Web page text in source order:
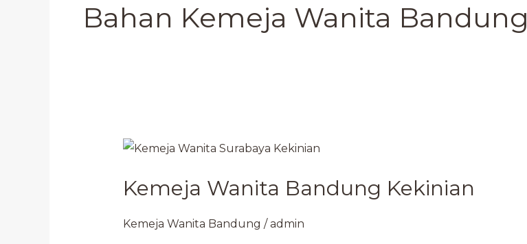
Bahan Kemeja Wanita Bandung
Kemeja Wanita Bandung Kekinian
Kemeja Wanita Bandung /admin
Kemeja
Bandung